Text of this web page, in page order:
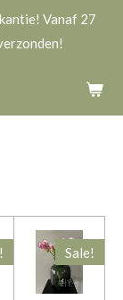
Vanaf 27
Sale!